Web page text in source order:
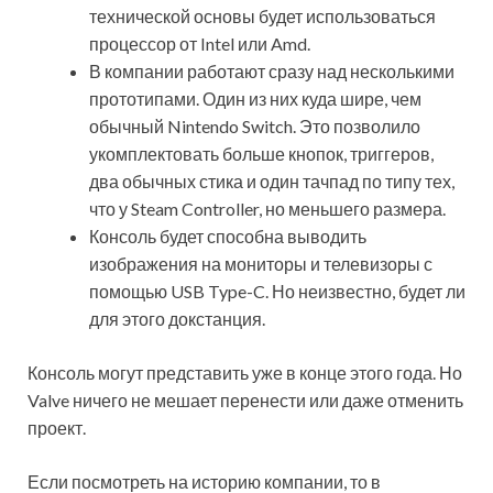
технической основы будет использоваться
процессор от Intel или Amd.
В компании работают сразу над несколькими
прототипами. Один из них куда шире, чем
обычный Nintendo Switch. Это позволило
укомплектовать больше кнопок, триггеров,
два обычных стика и один тачпад по типу тех,
что у Steam Controller, но меньшего размера.
Консоль будет способна выводить
изображения на мониторы и телевизоры с
помощью USB Type-C. Но неизвестно, будет ли
для этого докстанция.
Консоль могут представить уже в конце этого года. Но
Valve ничего не мешает перенести или даже отменить
проект.
Если посмотреть на историю компании, то в